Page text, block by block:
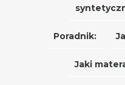
Poradnik:
Jaki